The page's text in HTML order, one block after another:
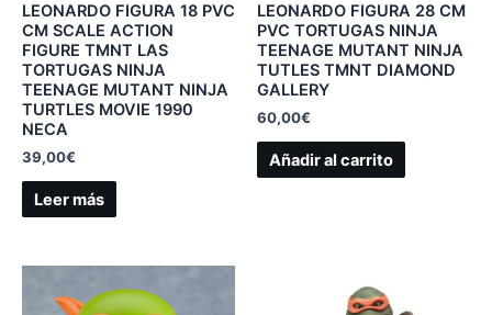
LEONARDO FIGURA 18 PVC
CM SCALE ACTION
FIGURE TMNT LAS
TORTUGAS NINJA
TEENAGE MUTANT NINJA
TURTLES MOVIE 1990
NECA
39,00€
Leer más
LEONARDO FIGURA 28 CM
PVC TORTUGAS NINJA
TEENAGE MUTANT NINJA
TUTLES TMNT DIAMOND
GALLERY
60,00€
Añadir al carrito